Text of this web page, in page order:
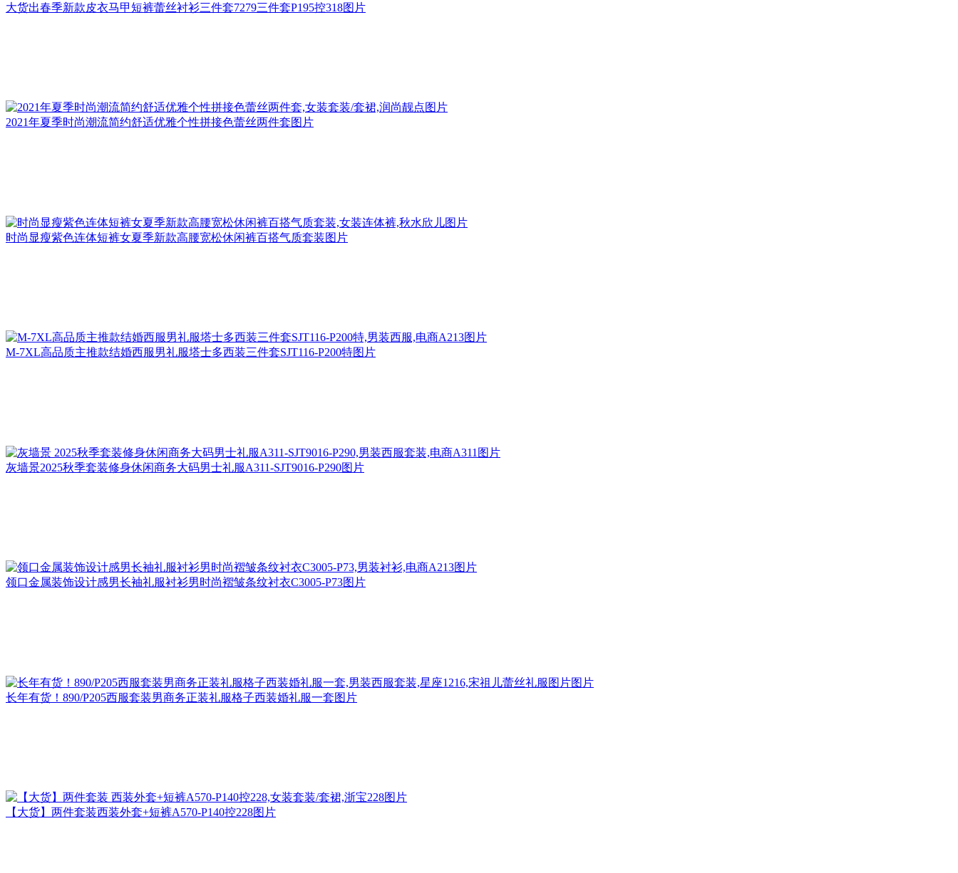
大货出春季新款皮衣马甲短裤蕾丝衬衫三件套7279三件套P195控318图片
2021年夏季时尚潮流简约舒适优雅个性拼接色蕾丝两件套图片
时尚显瘦紫色连体短裤女夏季新款高腰宽松休闲裤百搭气质套装图片
M-7XL高品质主推款结婚西服男礼服塔士多西装三件套SJT116-P200特图片
灰墙景2025秋季套装修身休闲商务大码男士礼服A311-SJT9016-P290图片
领口金属装饰设计感男长袖礼服衬衫男时尚褶皱条纹衬衣C3005-P73图片
长年有货！890/P205西服套装男商务正装礼服格子西装婚礼服一套图片
【大货】两件套装西装外套+短裤A570-P140控228图片